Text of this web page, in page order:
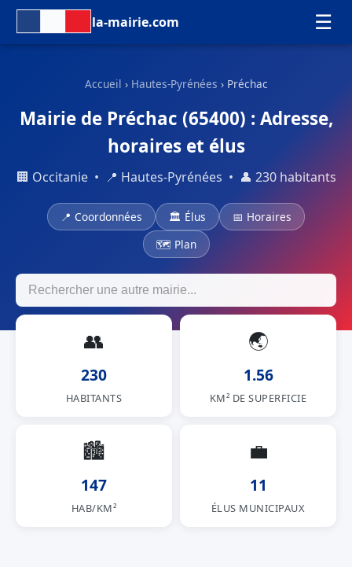
la-mairie.com ☰
Accueil › Hautes-Pyrénées › Préchac
Mairie de Préchac (65400) : Adresse,
horaires et élus
🏢 Occitanie • 📍 Hautes-Pyrénées • 👤 230 habitants
📍 Coordonnées 🏛 Élus
📅 Horaires
🗺 Plan
👥
230
HABITANTS
🌏
1.56
KM² DE SUPERFICIE
🏙
147
HAB/KM²
💼
11
ÉLUS MUNICIPAUX